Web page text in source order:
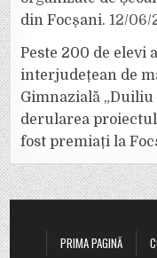
din Focșani. 12/06/
Peste 200 de elevi
interjudețean de
Gimnazială
derularea
fost premiați la
PRIMA PAGINĂ